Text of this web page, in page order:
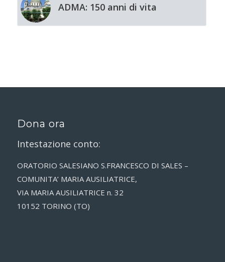
ADMA: 150 anni di vita
Dona ora
Intestazione conto:
ORATORIO SALESIANO S.FRANCESCO DI SALES –
COMUNITA’ MARIA AUSILIATRICE,
VIA MARIA AUSILIATRICE n. 32
10152 TORINO (TO)